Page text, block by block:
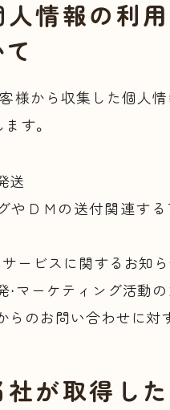
人情報の利
客様から収集した個人
す。
送
やＤＭの送付関連す
ービスに関するお知
・マーケティング活動
らのお問い合わせに対
社が取得し